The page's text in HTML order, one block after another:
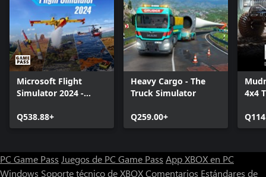
Microsoft Flight
Simulator 2024 -
Q538.88+
Heavy Cargo - The
Truck Simulator
Q259.00+
4x4
PC Game Pass Juegos de PC Game Pass App XBOX en PC
Windows Soporte técnico de XBOXComentarios Estándares de